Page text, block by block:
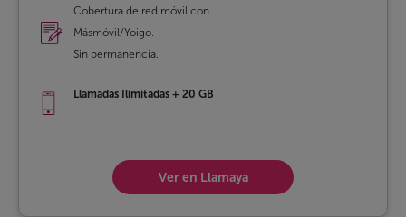
Ver en Llamaya
Cobertura de red móvil con
Másmóvil/Yoigo.
Sin permanencia.
Llamadas Ilimitadas + 20 GB